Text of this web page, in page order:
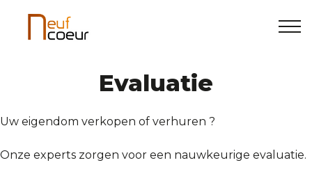
Te koop
Te huur
+32(0)61/46.41.51
Evaluatie
Uw eigendom verkopen of verhuren ?
Onze experts zorgen voor een nauwkeurige evaluatie.